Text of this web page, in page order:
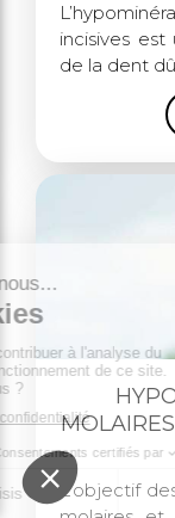
incisives
de la dent
L’objectif